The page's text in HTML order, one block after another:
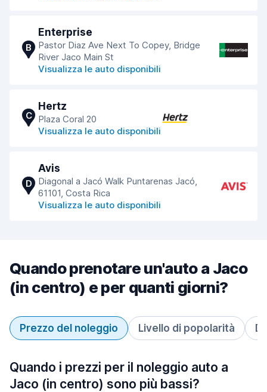
B
Enterprise
Pastor Diaz Ave Next To Copey, Bridge
River Jaco Main St
Visualizza le auto disponibili
C
Hertz
Plaza Coral 20
Visualizza le auto disponibili
D
Avis
Diagonal a Jacó Walk Puntarenas Jacó,
61101, Costa Rica
Visualizza le auto disponibili
Quando prenotare un'auto a Jaco
(in centro) e per quanti giorni?
Prezzo del noleggio Livello di popolarità
Quando i prezzi per il noleggio auto a
Jaco (in centro) sono più bassi?